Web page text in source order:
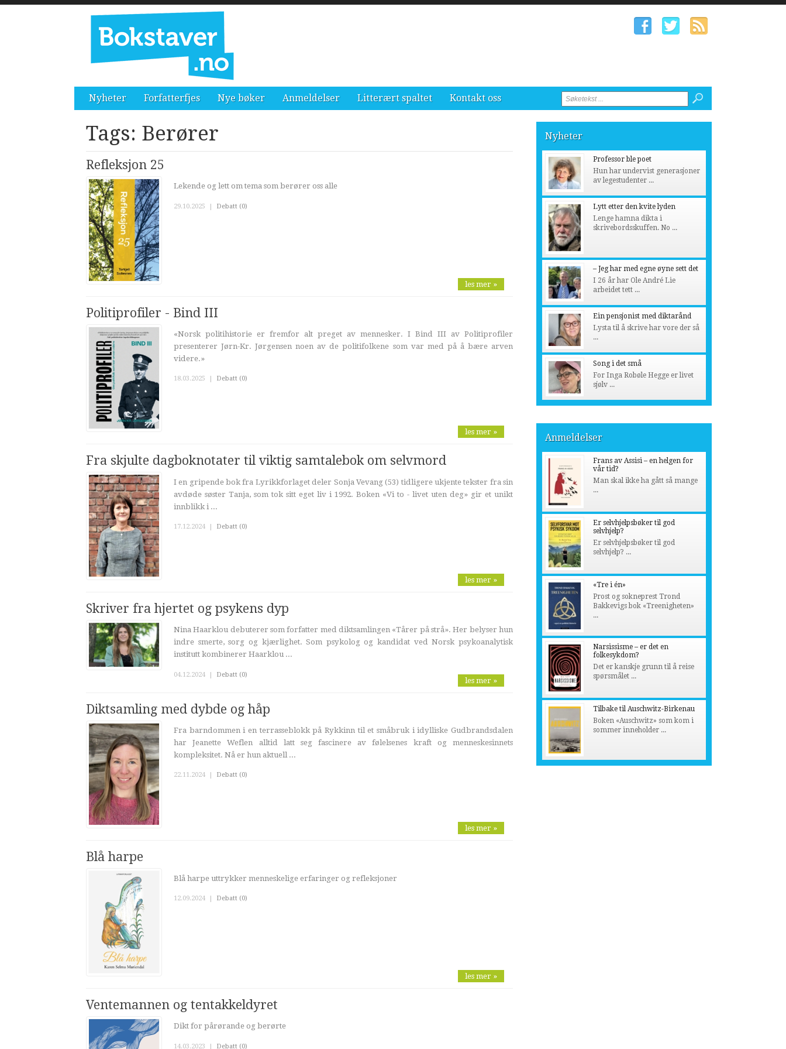
Nyheter Forfatterfjes Nye bøker Anmeldelser Litterært spaltet Kontakt oss
Tags: Berører
Refleksjon 25
Lekende og lett om tema som berører oss alle
29.10.2025 | Debatt (0)
les mer »
Politiprofiler - Bind III
«Norsk politihistorie er fremfor alt preget av mennesker. I Bind III av Politiprofiler
presenterer Jørn-Kr. Jørgensen noen av de politifolkene som var med på å bære arven
videre.»
18.03.2025 Debatt (0)
les mer »
Fra skjulte dagboknotater til viktig samtalebok om selvmord
I en gripende bok fra Lyrikkforlaget deler Sonja Vevang (53) tidligere ukjente tekster fra sin
avdøde søster Tanja, som tok sitt eget liv i 1992. Boken «Vi to - livet uten deg» gir et unikt
innblikk i ...
17.12.2024 | Debatt (0)
les mer »
Skriver fra hjertet og psykens dyp
Nina Haarklou debuterer som forfatter med diktsamlingen «Tårer på strå». Her belyser hun
indre smerte, sorg og kjærlighet. Som psykolog og kandidat ved Norsk psykoanalytisk
institutt kombinerer Haarklou ...
04.12.2024 | Debatt (0)
les mer »
Diktsamling med dybde og håp
Fra barndommen i en terrasseblokk på Rykkinn til et småbruk i idylliske Gudbrandsdalen
har Jeanette Weflen alltid latt seg fascinere av følelsenes kraft og menneskesinnets
kompleksitet. Nå er hun aktuell ...
22.11.2024 Debatt (0)
les mer »
Blå harpe
Blå harpe uttrykker menneskelige erfaringer og refleksjoner
12.09.2024 | Debatt (0)
les mer »
Ventemannen og tentakkeldyret
Dikt for pårørande og berørte
14.03.2023 | Debatt (0)
Nyheter
Professor ble poet
Hun har undervist generasjoner
av legestudenter ...
Lytt etter den kvite lyden
Lenge hamna dikta i
skrivebordsskuffen. No ...
– Jeg har med egne øyne sett det
I 26 år har Ole André Lie
arbeidet tett ...
Ein pensjonist med diktarånd
Lysta til å skrive har vore der så
...
Song i det små
For Inga Robøle Hegge er livet
sjølv ...
Anmeldelser
Frans av Assisi – en helgen for
vår tid?
Man skal ikke ha gått så mange
...
Er selvhjelpsbøker til god
selvhjelp?
Er selvhjelpsbøker til god
selvhjelp? ...
«Tre i én»
Prost og sokneprest Trond
Bakkevigs bok «Treenigheten»
...
Narsissisme – er det en
folkesykdom?
Det er kanskje grunn til å reise
spørsmålet ...
Tilbake til Auschwitz-Birkenau
Boken «Auschwitz» som kom i
sommer inneholder ...